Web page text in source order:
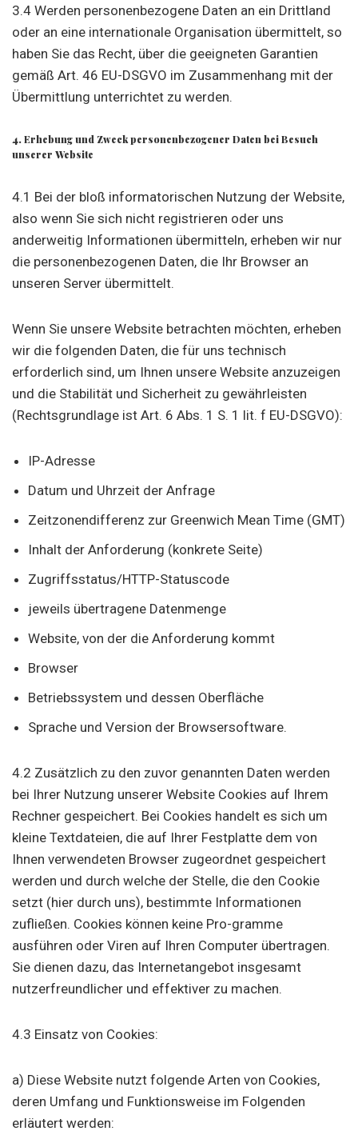
3.4 Werden personenbezogene Daten an ein Drittland
oder an eine internationale Organisation übermittelt, so
haben Sie das Recht, über die geeigneten Garantien
gemäß Art. 46 EU-DSGVO im Zusammenhang mit der
Übermittlung unterrichtet zu werden.
4. Erhebung und Zweck personenbezogener Daten bei Besuch
unserer Website
4.1 Bei der bloß informatorischen Nutzung der Website,
also wenn Sie sich nicht registrieren oder uns
anderweitig Informationen übermitteln, erheben wir nur
die personenbezogenen Daten, die Ihr Browser an
unseren Server übermittelt.
Wenn Sie unsere Website betrachten möchten, erheben
wir die folgenden Daten, die für uns technisch
erforderlich sind, um Ihnen unsere Website anzuzeigen
und die Stabilität und Sicherheit zu gewährleisten
(Rechtsgrundlage ist Art. 6 Abs. 1 S. 1 lit. f EU-DSGVO):
IP-Adresse
Datum und Uhrzeit der Anfrage
Zeitzonendifferenz zur Greenwich Mean Time (GMT)
Inhalt der Anforderung (konkrete Seite)
Zugriffsstatus/HTTP-Statuscode
jeweils übertragene Datenmenge
Website, von der die Anforderung kommt
Browser
Betriebssystem und dessen Oberfläche
Sprache und Version der Browsersoftware.
4.2 Zusätzlich zu den zuvor genannten Daten werden
bei Ihrer Nutzung unserer Website Cookies auf Ihrem
Rechner gespeichert. Bei Cookies handelt es sich um
kleine Textdateien, die auf Ihrer Festplatte dem von
Ihnen verwendeten Browser zugeordnet gespeichert
werden und durch welche der Stelle, die den Cookie
setzt (hier durch uns), bestimmte Informationen
zufließen. Cookies können keine Pro-gramme
ausführen oder Viren auf Ihren Computer übertragen.
Sie dienen dazu, das Internetangebot insgesamt
nutzerfreundlicher und effektiver zu machen.
4.3 Einsatz von Cookies:
a) Diese Website nutzt folgende Arten von Cookies,
deren Umfang und Funktionsweise im Folgenden
erläutert werden: